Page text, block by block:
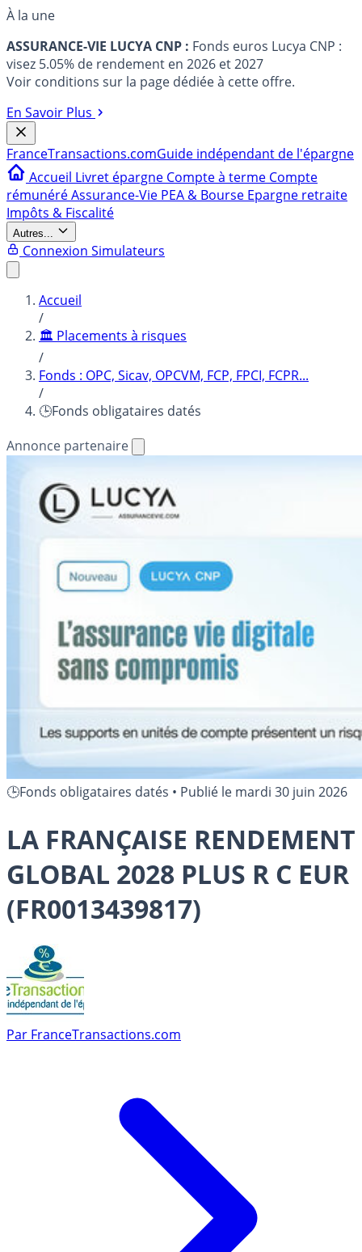
À la une
ASSURANCE-VIE LUCYA CNP : Fonds euros Lucya CNP :
visez 5.05% de rendement en 2026 et 2027
Voir conditions sur la page dédiée à cette offre.
En Savoir Plus
FranceTransactions.comGuide indépendant de l'épargne
Accueil Livret épargne Compte à terme Compte
rémunéréAssurance-Vie PEA & Bourse Epargne retraite
Impôts & Fiscalité
Autres...
Connexion Simulateurs
Accueil
/
🏛️ Placements à risques
/
Fonds : OPC, Sicav, OPCVM, FCP, FPCI, FCPR...
/
🕒Fonds obligataires datés
Annonce partenaire
🕒Fonds obligataires datés • Publié le mardi 30 juin 2026
LA FRANÇAISE RENDEMENT
GLOBAL 2028 PLUS R C EUR
(FR0013439817)
Par FranceTransactions.com